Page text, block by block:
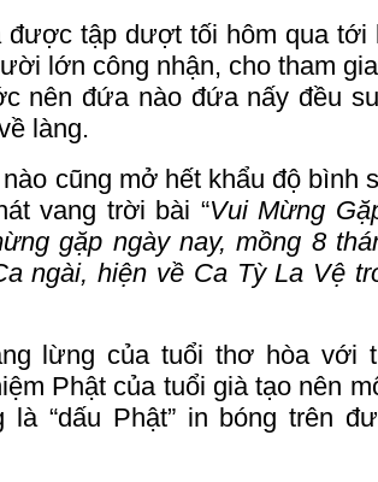
được tập dượt tối hôm qua tới
lớn công nhận, cho tham
nên đứa nào đứa nấy đều
làng.
cũng mở hết khẩu độ bình
vang trời bài “Vui Mừng
gặp ngày nay, mồng 8
ngài, hiện về Ca Tỳ La Vệ
lừng của tuổi thơ hòa với
Phật của tuổi già tạo nên
là “dấu Phật” in bóng trên